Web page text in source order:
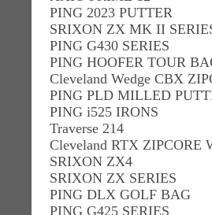
PING 2023 PUTTER
SRIXON ZX MK II
PING G430 SERIES
PING HOOFER TOUR
Cleveland Wedge CBX
PING PLD MILLED
PING i525 IRONS
Traverse 214
Cleveland RTX ZIPCORE
SRIXON ZX4
SRIXON ZX SERIES
PING DLX GOLF BAG
PING G425 SERIES